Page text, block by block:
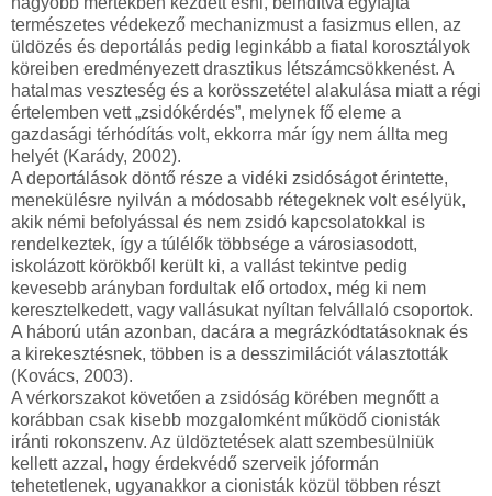
természetes védekező mechanizmust a fasizmus ellen, az
üldözés és deportálás pedig leginkább a fiatal korosztályok
köreiben eredményezett drasztikus létszámcsökkenést. A
hatalmas veszteség és a korösszetétel alakulása miatt a régi
értelemben vett „zsidókérdés”, melynek fő eleme a
gazdasági térhódítás volt, ekkorra már így nem állta meg
helyét (Karády, 2002).
A deportálások döntő része a vidéki zsidóságot érintette,
menekülésre nyilván a módosabb rétegeknek volt esélyük,
akik némi befolyással és nem zsidó kapcsolatokkal is
rendelkeztek, így a túlélők többsége a városiasodott,
iskolázott körökből került ki, a vallást tekintve pedig
kevesebb arányban fordultak elő ortodox, még ki nem
keresztelkedett, vagy vallásukat nyíltan felvállaló csoportok.
A háború után azonban, dacára a megrázkódtatásoknak és
a kirekesztésnek, többen is a desszimilációt választották
(Kovács, 2003).
A vérkorszakot követően a zsidóság körében megnőtt a
korábban csak kisebb mozgalomként működő cionisták
iránti rokonszenv. Az üldöztetések alatt szembesülniük
kellett azzal, hogy érdekvédő szerveik jóformán
tehetetlenek, ugyanakkor a cionisták közül többen részt